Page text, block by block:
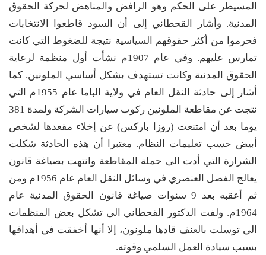
المسيطر على الحكم وهو الرافض والمناهض لحركة الحقوق
المدنية. وأشار القحطاني إلى أن السود قاطعوا الانتخابات
فحرموا من أكثر حقوقهم السياسية نتيجة للضغوط التي كانت
تمارس عليهم. وفي عام 1907م نشأت أول منظمة لرعاية
الحقوق المدنية وكانت تستهدف بشكل أساسي الملونين. كما
أشار إلى حادثة النقل العام في ولاية الباما عام 1955م التي
نتجت عن مقاطعة الملونين ركوب سيارات الشركة ولمدة 381
يوما بعد أن امتنعت (روزا باركس) عن إخلاء مقعدها لشخص
أبيض حسب تعليمات النظام. معتبرا أن هذه الحادثة شكلت
الشرارة التي أدت الى حملة المقاطعة وانتهت بصياغة قانون
يعالج الفصل العنصري في وسائل النقل العام عام 1956م ومن
ثم أعقبه بعد 9 سنوات صياغة قانون الحقوق المدنية عام
1964م. ولفت الدكتور القحطاني الى تشكل بعض المنظمات
الي توسلت بالعنف قادها ملونون، إلا أنها أخفقت في أهدافها
بسبب سيادة العمل السلمي وقوته.